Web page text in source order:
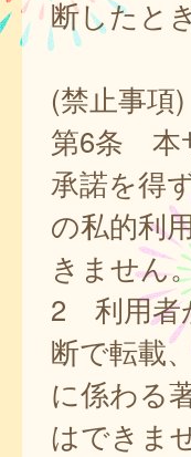
断したとき
(禁止事項)
第6条 本
承諾を得
の私的利
きません
2 利用者
断で転載
に係わる
はできま